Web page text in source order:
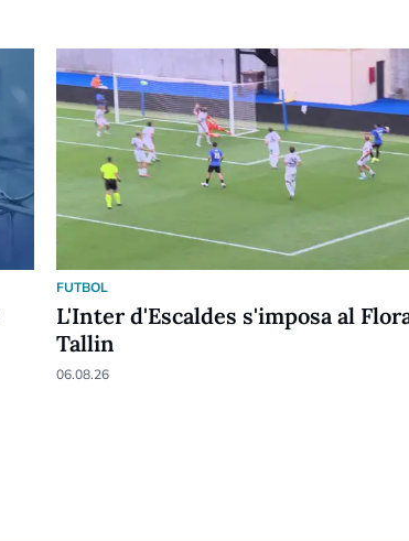
FUTBOL
L'Inter d'Escaldes s'imposa al
Tallin
06.08.26